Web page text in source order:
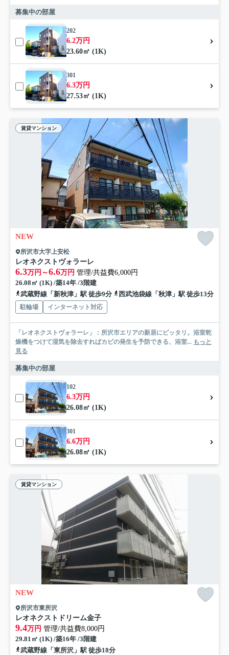
募集中の部屋
202
6.2万円
23.60㎡ (1K)
301
6.3万円
27.53㎡ (1K)
賃貸マンション
NEW
所沢市大字上安松
レオネクストヴォラーレ
6.3万円～6.6万円 管理/共益費6,000円
26.08㎡ (1K) /築14年 /3階建
武蔵野線「新秋津」駅 徒歩9分
西武池袋線「秋津」駅 徒歩13分
駐輪場 インターネット対応
「レオネクストヴォラーレ」：所沢市エリアの新居にピッタリ。浴室乾
燥機をつけて湿気を除去すればカビの発生を予防できる、浴室... もっと
見る
募集中の部屋
102
6.3万円
26.08㎡ (1K)
301
6.6万円
26.08㎡ (1K)
賃貸マンション
NEW
所沢市東所沢
レオネクストドリーム金子
9.4万円 管理/共益費8,000円
29.81㎡ (1K) /築16年 /3階建
武蔵野線「東所沢」駅 徒歩18分